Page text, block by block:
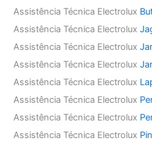
Assistência Técnica Electrolux
Assistência Técnica Electrolux
Assistência Técnica Electrolux
Assistência Técnica Electrolux
Assistência Técnica Electrolux
Assistência Técnica Electrolux
Assistência Técnica Electrolux
Assistência Técnica Electrolux